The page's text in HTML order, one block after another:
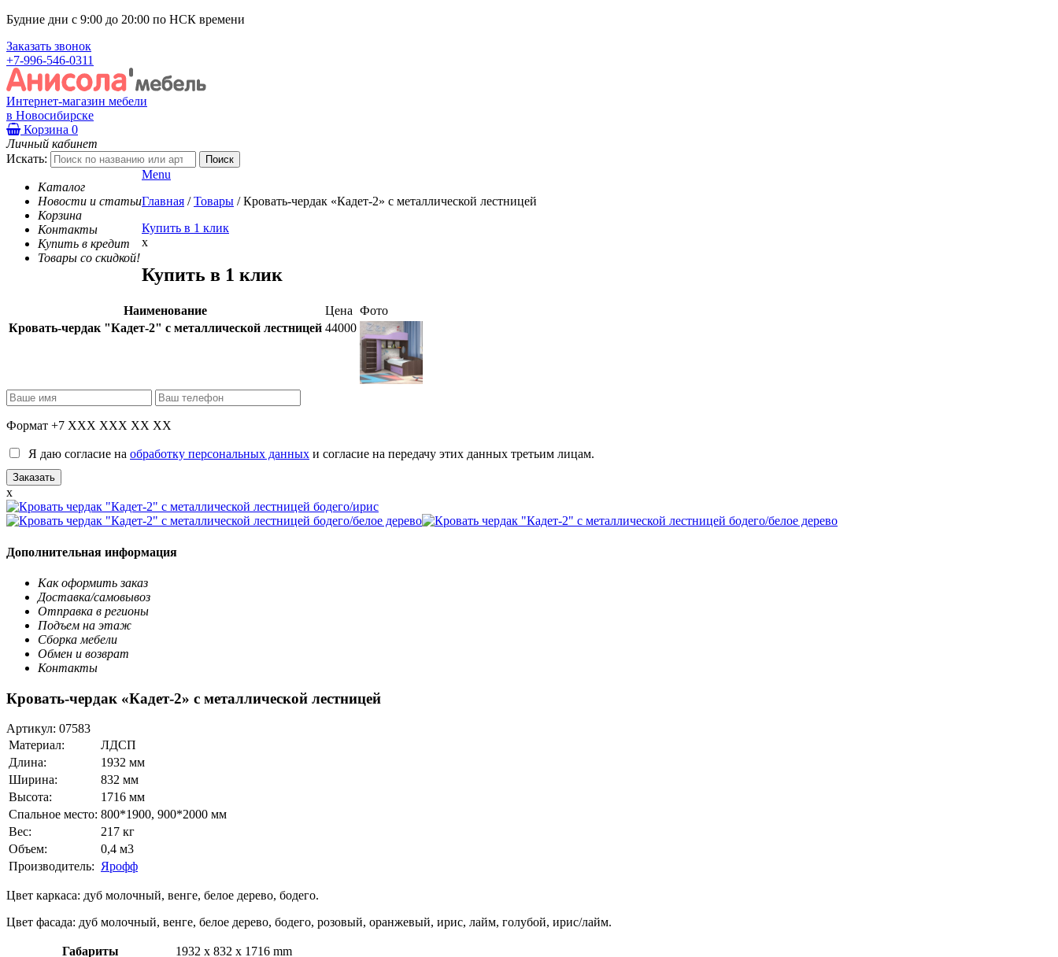
Будние дни с 9:00 до 20:00 по НСК времени
Заказать звонок
+7-996-546-0311
Интернет-магазин мебели
в Новосибирске
Корзина 0
Личный кабинет
Искать:
Каталог
Новости и статьи
Корзина
Контакты
Купить в кредит
Товары со скидкой!
Menu
Главная / Товары / Кровать-чердак «Кадет-2» с металлической лестницей
Купить в 1 клик
x
Купить в 1 клик
Наименование Цена Фото
Кровать-чердак "Кадет-2" с металлической лестницей 44000
Формат +7 XXX XXX XX XX
Я даю согласие на обработку персональных данных и согласие на передачу этих данных третьим лицам.
x
Дополнительная информация
Как оформить заказ
Доставка/самовывоз
Отправка в регионы
Подъем на этаж
Сборка мебели
Обмен и возврат
Контакты
Кровать-чердак «Кадет-2» с металлической лестницей
Артикул: 07583
Материал:
ЛДСП
Длина:
1932 мм
Ширина:
832 мм
Высота:
1716 мм
Спальное место: 800*1900, 900*2000 мм
Вес:
217 кг
Объем:
0,4 м3
Производитель: Ярофф
Цвет каркаса: дуб молочный, венге, белое дерево, бодего.
Цвет фасада: дуб молочный, венге, белое дерево, бодего, розовый, оранжевый, ирис, лайм, голубой, ирис/лайм.
Габариты 1932 x 832 x 1716 mm